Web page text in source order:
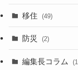
移住 (49)
防災 (2)
編集長コラム